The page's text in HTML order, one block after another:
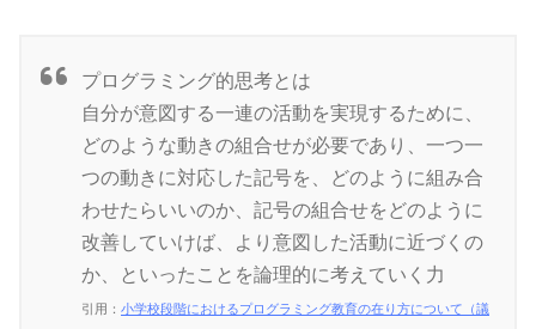
プログラミング的思考とは
自分が意図する一連の活動を実現するために、
どのような動きの組合せが必要であり、一つ一
つの動きに対応した記号を、どのように組み合
わせたらいいのか、記号の組合せをどのように
改善していけば、より意図した活動に近づくの
か、といったことを論理的に考えていく力
引用： 小学校段階におけるプログラミング教育の在り方について（議